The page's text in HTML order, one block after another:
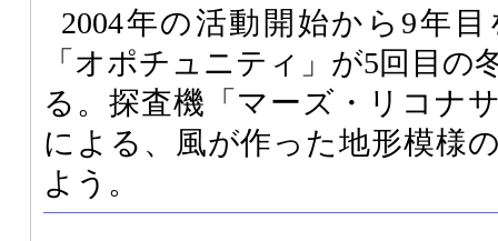
2004年の活動開始から9年
「オポチュニティ」が5回目の
る。探査機「マーズ・リコナ
による、風が作った地形模様
よう。